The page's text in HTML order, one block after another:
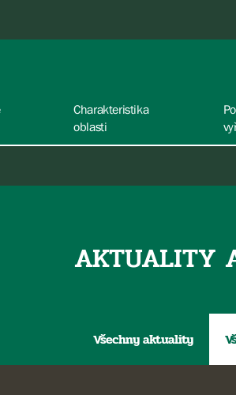
Charakteristika
oblasti
AKTUALITY
Všechny aktuality